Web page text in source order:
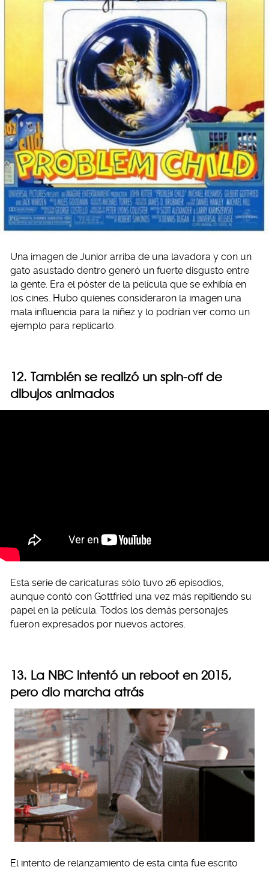
Una imagen de Junior arriba de una lavadora y con un
gato asustado dentro generó un fuerte disgusto entre
la gente. Era el póster de la película que se exhibía en
los cines. Hubo quienes consideraron la imagen una
mala influencia para la niñez y lo podrían ver como un
ejemplo para replicarlo.
12. También se realizó un spin-off de
dibujos animados
Esta serie de caricaturas sólo tuvo 26 episodios,
aunque contó con Gottfried una vez más repitiendo su
papel en la película. Todos los demás personajes
fueron expresados por nuevos actores.
13. La NBC intentó un reboot en 2015,
pero dio marcha atrás
El intento de relanzamiento de esta cinta fue escrito